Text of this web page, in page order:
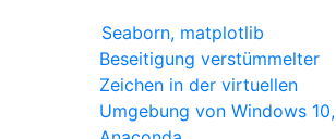
Seaborn, matplotlib
Beseitigung verstümmelter
Zeichen in der virtuellen
Umgebung von Windows 10,